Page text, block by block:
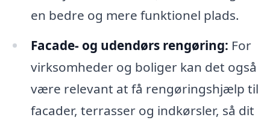
en bedre og mere funktionel plads.
Facade- og udendørs rengøring: For
virksomheder og boliger kan det også
være relevant at få rengøringshjælp til
facader, terrasser og indkørsler, så dit